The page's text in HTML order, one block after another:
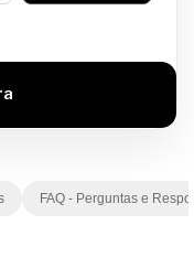
FAQ - Perguntas e